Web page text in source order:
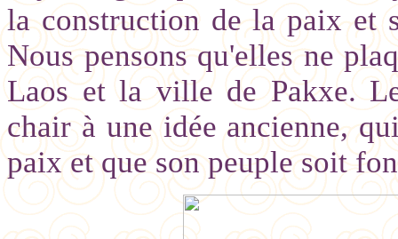
la construction de la paix et
Nous pensons qu'elles ne
Laos et la ville de Pakxe.
chair à une idée ancienne,
paix et que son peuple soit